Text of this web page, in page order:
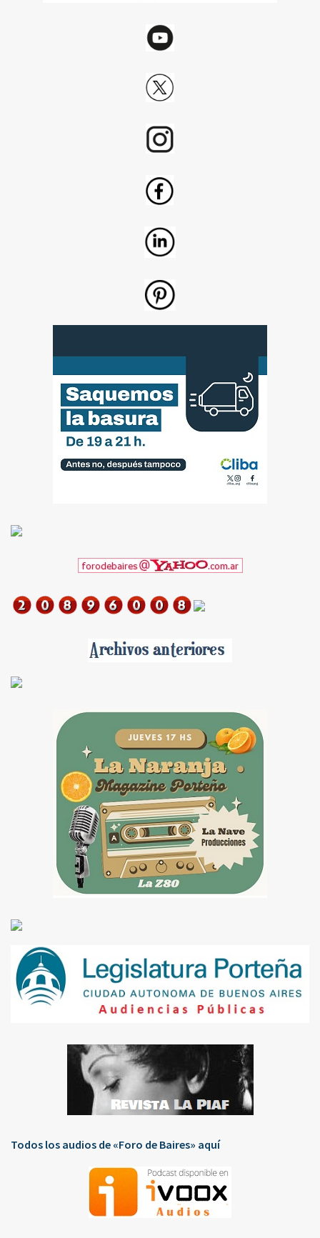
Todos los audios de «Foro de Baires» aquí